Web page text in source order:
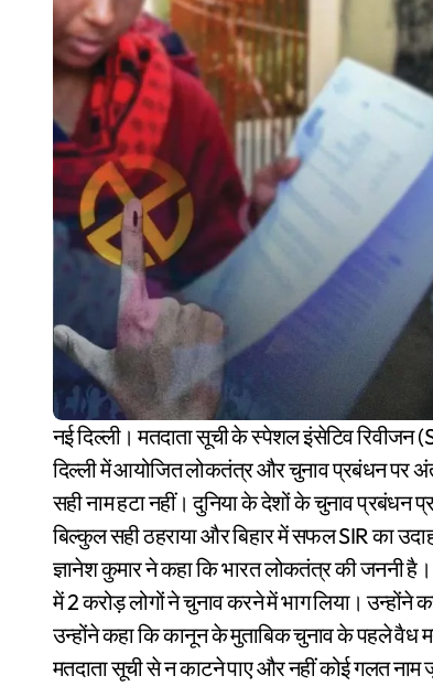
नई दिल्ली। मतदाता सूची के स्पेशल इंसेटिव रिवीजन (SIR) को लेकर विवाद के बीच मुख्य चुनाव आयुक्त ज्ञानेश कुमार ने बुधवार को
दिल्ली में आयोजित लोकतंत्र और चुनाव प्रबंधन पर
सही नाम हटा नहीं। दुनिया के देशों के चुनाव प्रबंधन
बिल्कुल सही ठहराया और बिहार में सफल SIR का
ज्ञानेश कुमार ने कहा कि भारत लोकतंत्र की जननी
में 2 करोड़ लोगों ने चुनाव करने में भाग लिया।
उन्होंने कहा कि कानून के मुताबिक चुनाव के पहले वैध
मतदाता सूची से न काटने पाए और नहीं कोई गलत